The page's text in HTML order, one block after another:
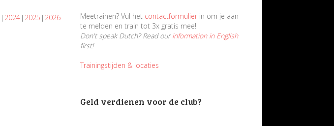
2024 2025 2026 Meetrainen? Vul het contactformulier in om je aan
te melden en train tot 3x gratis mee!
Don't speak Dutch? Read ourinformation in English
first!
Trainingstijden & locaties
Geld verdienen voor de club?